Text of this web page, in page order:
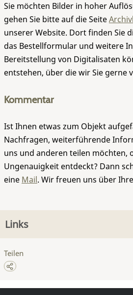
Sie möchten Bilder in hoher
gehen Sie bitte auf die Seite
unserer Website. Dort finden Sie
das Bestellformular und weitere
Bereitstellung von Digitalisaten
entstehen, über die wir Sie gerne
Kommentar
Ist Ihnen etwas zum Objekt
Nachfragen, weiterführende
uns und anderen teilen möchten,
Ungenauigkeit entdeckt? Dann
eine Mail. Wir freuen uns über
Links
Teilen